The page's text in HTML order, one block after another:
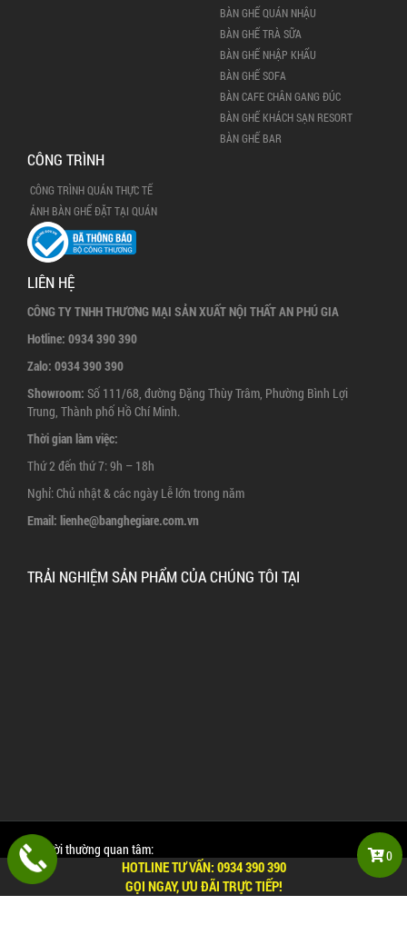
0
BÀN GHẾ QUÁN NHẬU
BÀN GHẾ TRÀ SỮA
BÀN GHẾ NHẬP KHẨU
BÀN GHẾ SOFA
BÀN CAFE CHÂN GANG ĐÚC
BÀN GHẾ KHÁCH SẠN RESORT
BÀN GHẾ BAR
CÔNG TRÌNH
CÔNG TRÌNH QUÁN THỰC TẾ
ẢNH BÀN GHẾ ĐẶT TẠI QUÁN
LIÊN HỆ
CÔNG TY TNHH THƯƠNG MẠI SẢN XUẤT NỘI THẤT AN PHÚ GIA
Hotline: 0934 390 390
Zalo: 0934 390 390
Showroom: Số 111/68, đường Đặng Thùy Trâm, Phường Bình Lợi
Trung, Thành phố Hồ Chí Minh.
Thời gian làm việc:
Thứ 2 đến thứ 7: 9h – 18h
Nghỉ: Chủ nhật & các ngày Lễ lớn trong năm
Email: lienhe@banghegiare.com.vn
TRẢI NGHIỆM SẢN PHẨM CỦA CHÚNG TÔI TẠI
Mọi người thường quan tâm:
Các bài viết hữu ích về bàn ghế quán dành cho bạn
HOTLINE TƯ VẤN: 0934 390 390
GỌI NGAY, ƯU ĐÃI TRỰC TIẾP!